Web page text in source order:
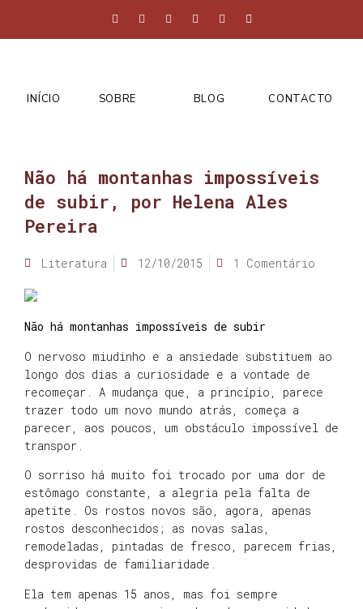
INÍCIO SOBRE BLOG CONTACTO
Não há montanhas impossíveis
de subir, por Helena Ales
Pereira
Literatura 12/10/2015 1 Comentário
Não há montanhas impossíveis de subir
O nervoso miudinho e a ansiedade substituem ao
longo dos dias a curiosidade e a vontade de
recomeçar. A mudança que, a princípio, parece
trazer todo um novo mundo atrás, começa a
parecer, aos poucos, um obstáculo impossível de
transpor.
O sorriso há muito foi trocado por uma dor de
estômago constante, a alegria pela falta de
apetite. Os rostos novos são, agora, apenas
rostos desconhecidos; as novas salas,
remodeladas, pintadas de fresco, parecem frias,
desprovidas de familiaridade.
Ela tem apenas 15 anos, mas foi sempre